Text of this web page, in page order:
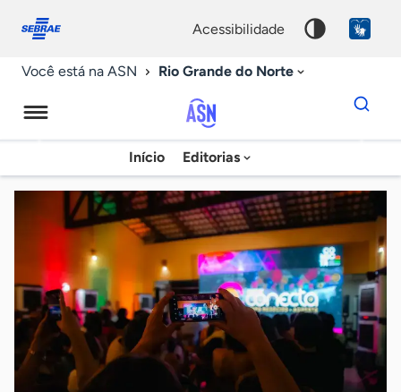
conosco
acessibilidade
Você está na ASN Rio Grande do Norte
Agência
Sebrae
de
Notícias
Início Editorias
Dados
para
chave